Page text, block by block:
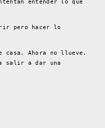
entender lo que
pero hacer lo
casa. Ahora no llueve.
salir a dar una